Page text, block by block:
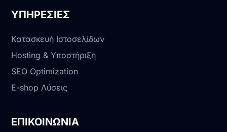
ΥΠΗΡΕΣΙΕΣ
Κατασκευή Ιστοσελίδων
Hosting & Υποστήριξη
SEO Optimization
E-shop Λύσεις
ΕΠΙΚΟΙΝΩΝΙΑ